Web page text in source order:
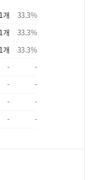
1개 33.3%
1개 33.3%
1개 33.3%
-
-
-
-
-
-
- -